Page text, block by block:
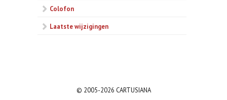
Colofon
Laatste wijzigingen
© 2005-2026 CARTUSIANA